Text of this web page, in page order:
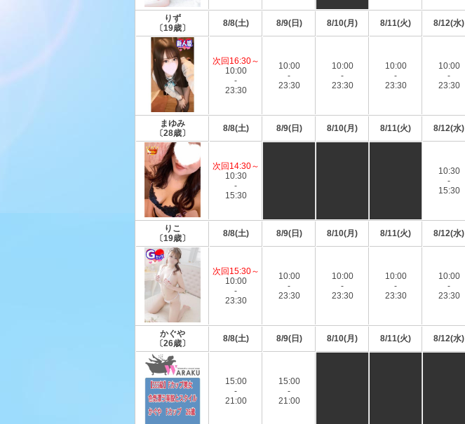
りず
〔19歳〕
8/8(土) 8/9(日) 8/10(月) 8/11(火) 8/12(水)
次回16:30～
10:00
-
23:30
10:00
-
23:30
10:00
-
23:30
10:00
-
23:30
10:00
-
23:30
まゆみ
〔28歳〕
8/8(土) 8/9(日) 8/10(月) 8/11(火) 8/12(水)
次回14:30～
10:30
-
15:30
10:30
-
15:30
りこ
〔19歳〕
8/8(土) 8/9(日) 8/10(月) 8/11(火) 8/12(水)
次回15:30～
10:00
-
23:30
10:00
-
23:30
10:00
-
23:30
10:00
-
23:30
10:00
-
23:30
かぐや
〔26歳〕
8/8(土) 8/9(日) 8/10(月) 8/11(火) 8/12(水)
15:00
-
21:00
15:00
-
21:00